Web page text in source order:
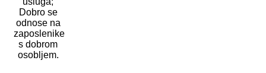
Dobro se
odnose na
zaposlenike
s dobrom
osobljem.